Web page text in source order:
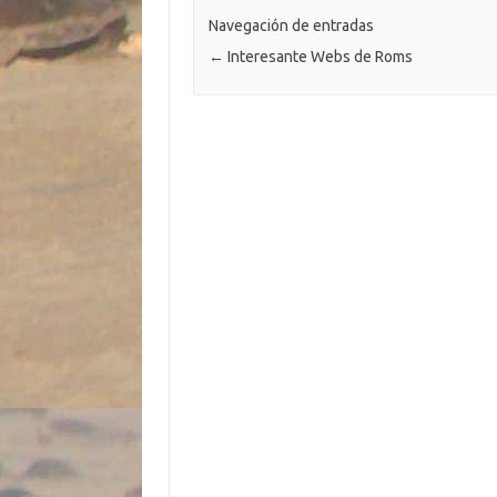
k
k
p
ti
r
Navegación de entradas
← Interesante Webs de Roms